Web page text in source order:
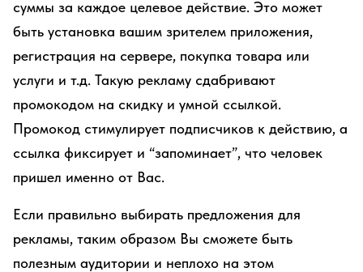
суммы за каждое целевое действие. Это может
быть установка вашим зрителем приложения,
регистрация на сервере, покупка товара или
услуги и т.д. Такую рекламу сдабривают
промокодом на скидку и умной ссылкой.
Промокод стимулирует подписчиков к действию, а
ссылка фиксирует и “запоминает”, что человек
пришел именно от Вас.
Если правильно выбирать предложения для
рекламы, таким образом Вы сможете быть
полезным аудитории и неплохо на этом